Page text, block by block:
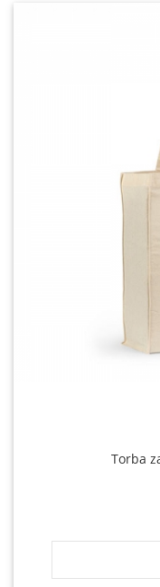
Torba